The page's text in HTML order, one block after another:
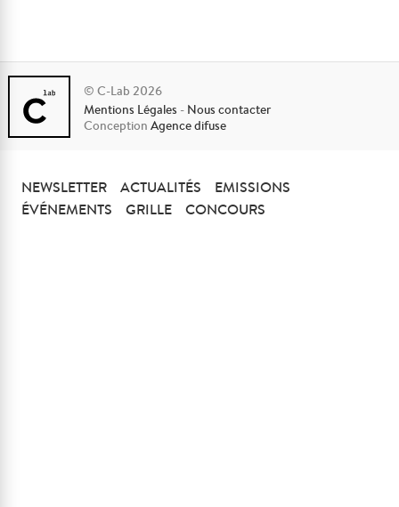
© C-Lab 2026
Mentions Légales - Nous contacter
ConceptionAgence difuse
NEWSLETTER ACTUALITÉS
EMISSIONS
ÉVÉNEMENTS
GRILLE CONCOURS